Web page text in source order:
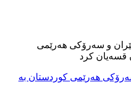
هەرێمی کوردستان بە